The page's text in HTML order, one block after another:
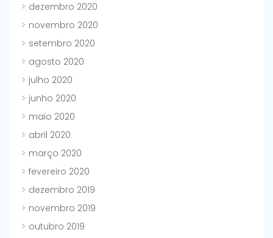
dezembro 2020
novembro 2020
setembro 2020
agosto 2020
julho 2020
junho 2020
maio 2020
abril 2020
março 2020
fevereiro 2020
dezembro 2019
novembro 2019
outubro 2019